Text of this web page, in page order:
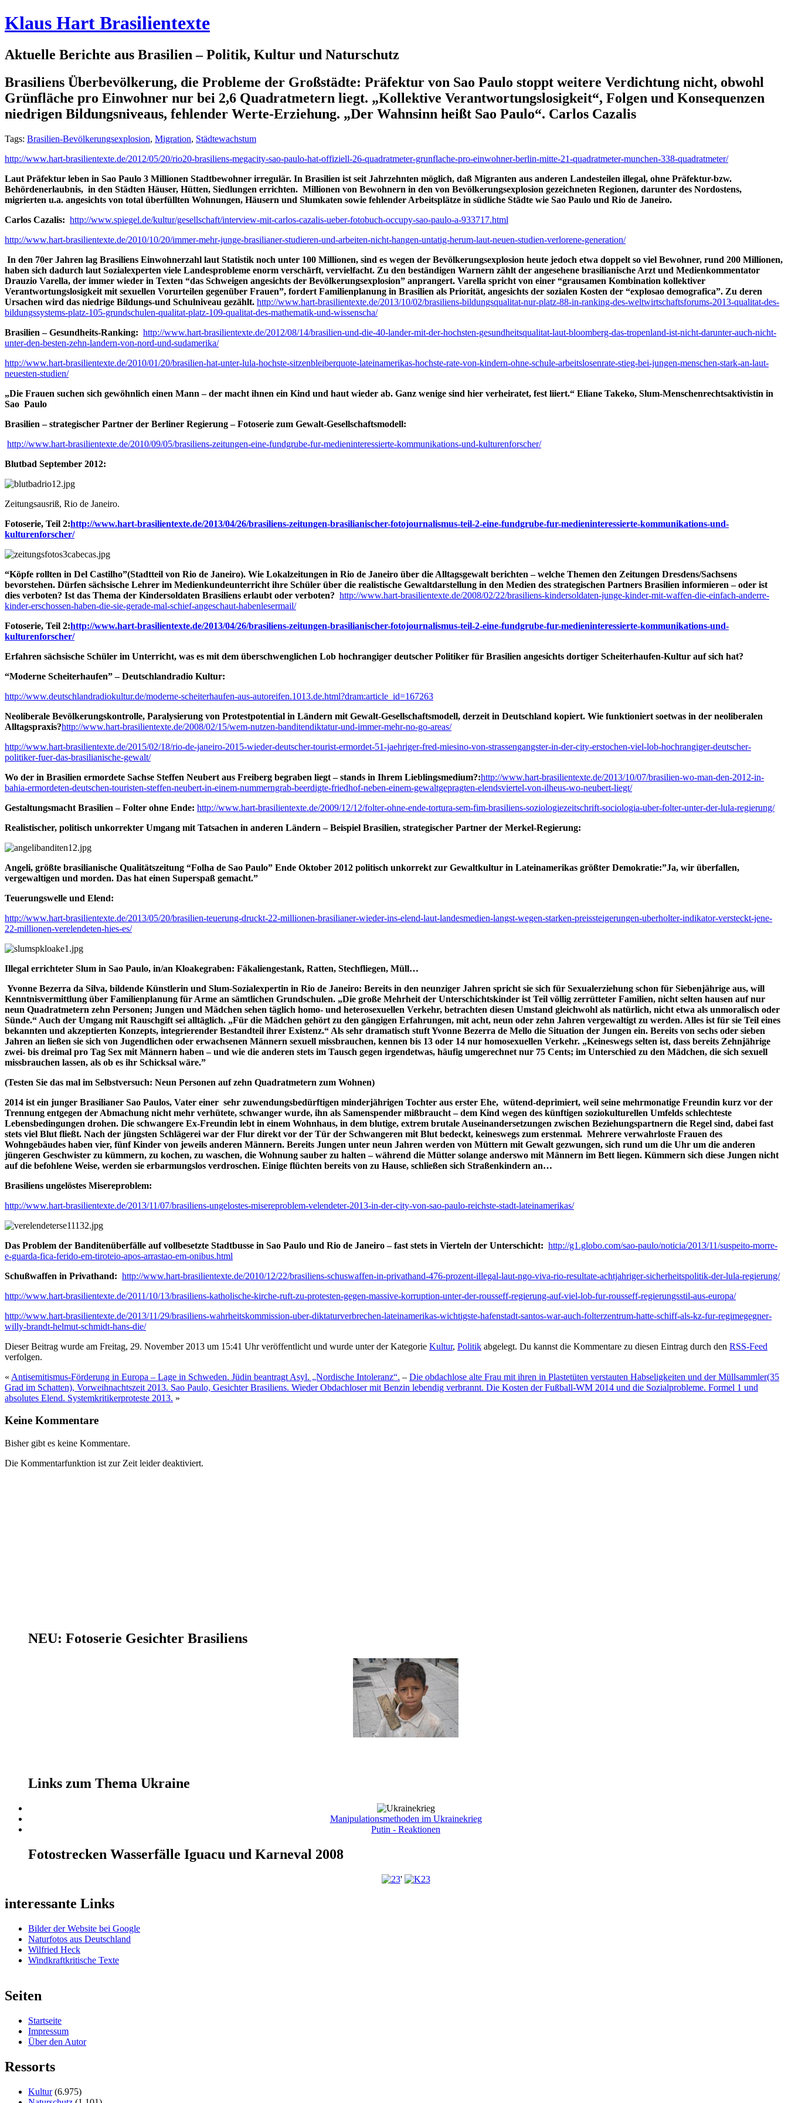
Klaus Hart Brasilientexte
Aktuelle Berichte aus Brasilien – Politik, Kultur und Naturschutz
Brasiliens Überbevölkerung, die Probleme der Großstädte: Präfektur von Sao Paulo stoppt weitere Verdichtung nicht, obwohl
Grünfläche pro Einwohner nur bei 2,6 Quadratmetern liegt. „Kollektive Verantwortungslosigkeit“, Folgen und Konsequenzen
niedrigen Bildungsniveaus, fehlender Werte-Erziehung. „Der Wahnsinn heißt Sao Paulo“. Carlos Cazalis
Tags: Brasilien-Bevölkerungsexplosion, Migration, Städtewachstum
http://www.hart-brasilientexte.de/2012/05/20/rio20-brasiliens-megacity-sao-paulo-hat-offiziell-26-quadratmeter-grunflache-pro-einwohner-berlin-mitte-21-quadratmeter-munchen-338-quadratmeter/
Laut Präfektur leben in Sao Paulo 3 Millionen Stadtbewohner irregulär. In Brasilien ist seit Jahrzehnten möglich, daß Migranten aus anderen Landesteilen illegal, ohne Präfektur-bzw.
Behördenerlaubnis, in den Städten Häuser, Hütten, Siedlungen errichten. Millionen von Bewohnern in den von Bevölkerungsexplosion gezeichneten Regionen, darunter des Nordostens,
migrierten u.a. angesichts von total überfüllten Wohnungen, Häusern und Slumkaten sowie fehlender Arbeitsplätze in südliche Städte wie Sao Paulo und Rio de Janeiro.
Carlos Cazalis: http://www.spiegel.de/kultur/gesellschaft/interview-mit-carlos-cazalis-ueber-fotobuch-occupy-sao-paulo-a-933717.html
http://www.hart-brasilientexte.de/2010/10/20/immer-mehr-junge-brasilianer-studieren-und-arbeiten-nicht-hangen-untatig-herum-laut-neuen-studien-verlorene-generation/
In den 70er Jahren lag Brasiliens Einwohnerzahl laut Statistik noch unter 100 Millionen, sind es wegen der Bevölkerungsexplosion heute jedoch etwa doppelt so viel Bewohner, rund 200 Millionen,
haben sich dadurch laut Sozialexperten viele Landesprobleme enorm verschärft, vervielfacht. Zu den beständigen Warnern zählt der angesehene brasilianische Arzt und Medienkommentator
Drauzio Varella, der immer wieder in Texten “das Schweigen angesichts der Bevölkerungsexplosion” anprangert. Varella spricht von einer “grausamen Kombination kollektiver
Verantwortungslosigkeit mit sexuellen Vorurteilen gegenüber Frauen”, fordert Familienplanung in Brasilien als Priorität, angesichts der sozialen Kosten der “explosao demografica”. Zu deren
Ursachen wird das niedrige Bildungs-und Schulniveau gezählt. http://www.hart-brasilientexte.de/2013/10/02/brasiliens-bildungsqualitat-nur-platz-88-in-ranking-des-weltwirtschaftsforums-2013-qualitat-des-
bildungssystems-platz-105-grundschulen-qualitat-platz-109-qualitat-des-mathematik-und-wissenscha/
Brasilien – Gesundheits-Ranking: http://www.hart-brasilientexte.de/2012/08/14/brasilien-und-die-40-lander-mit-der-hochsten-gesundheitsqualitat-laut-bloomberg-das-tropenland-ist-nicht-darunter-auch-nicht-
unter-den-besten-zehn-landern-von-nord-und-sudamerika/
http://www.hart-brasilientexte.de/2010/01/20/brasilien-hat-unter-lula-hochste-sitzenbleiberquote-lateinamerikas-hochste-rate-von-kindern-ohne-schule-arbeitslosenrate-stieg-bei-jungen-menschen-stark-an-laut-
neuesten-studien/
„Die Frauen suchen sich gewöhnlich einen Mann – der macht ihnen ein Kind und haut wieder ab. Ganz wenige sind hier verheiratet, fest liiert.“ Eliane Takeko, Slum-Menschenrechtsaktivistin in
Sao Paulo
Brasilien – strategischer Partner der Berliner Regierung – Fotoserie zum Gewalt-Gesellschaftsmodell:
http://www.hart-brasilientexte.de/2010/09/05/brasiliens-zeitungen-eine-fundgrube-fur-medieninteressierte-kommunikations-und-kulturenforscher/
Blutbad September 2012:
Zeitungsausriß, Rio de Janeiro.
Fotoserie, Teil 2:http://www.hart-brasilientexte.de/2013/04/26/brasiliens-zeitungen-brasilianischer-fotojournalismus-teil-2-eine-fundgrube-fur-medieninteressierte-kommunikations-und-
kulturenforscher/
“Köpfe rollten in Del Castilho”(Stadtteil von Rio de Janeiro). Wie Lokalzeitungen in Rio de Janeiro über die Alltagsgewalt berichten – welche Themen den Zeitungen Dresdens/Sachsens
bevorstehen. Dürfen sächsische Lehrer im Medienkundeunterricht ihre Schüler über die realistische Gewaltdarstellung in den Medien des strategischen Partners Brasilien informieren – oder ist
dies verboten? Ist das Thema der Kindersoldaten Brasiliens erlaubt oder verboten? http://www.hart-brasilientexte.de/2008/02/22/brasiliens-kindersoldaten-junge-kinder-mit-waffen-die-einfach-anderre-
kinder-erschossen-haben-die-sie-gerade-mal-schief-angeschaut-habenlesermail/
Fotoserie, Teil 2:http://www.hart-brasilientexte.de/2013/04/26/brasiliens-zeitungen-brasilianischer-fotojournalismus-teil-2-eine-fundgrube-fur-medieninteressierte-kommunikations-und-
kulturenforscher/
Erfahren sächsische Schüler im Unterricht, was es mit dem überschwenglichen Lob hochrangiger deutscher Politiker für Brasilien angesichts dortiger Scheiterhaufen-Kultur auf sich hat?
“Moderne Scheiterhaufen” – Deutschlandradio Kultur:
http://www.deutschlandradiokultur.de/moderne-scheiterhaufen-aus-autoreifen.1013.de.html?dram:article_id=167263
Neoliberale Bevölkerungskontrolle, Paralysierung von Protestpotential in Ländern mit Gewalt-Gesellschaftsmodell, derzeit in Deutschland kopiert. Wie funktioniert soetwas in der neoliberalen
Alltagspraxis?http://www.hart-brasilientexte.de/2008/02/15/wem-nutzen-banditendiktatur-und-immer-mehr-no-go-areas/
http://www.hart-brasilientexte.de/2015/02/18/rio-de-janeiro-2015-wieder-deutscher-tourist-ermordet-51-jaehriger-fred-miesino-von-strassengangster-in-der-city-erstochen-viel-lob-hochrangiger-deutscher-
politiker-fuer-das-brasilianische-gewalt/
Wo der in Brasilien ermordete Sachse Steffen Neubert aus Freiberg begraben liegt – stands in Ihrem Lieblingsmedium?:http://www.hart-brasilientexte.de/2013/10/07/brasilien-wo-man-den-2012-in-
bahia-ermordeten-deutschen-touristen-steffen-neubert-in-einem-nummerngrab-beerdigte-friedhof-neben-einem-gewaltgepragten-elendsviertel-von-ilheus-wo-neubert-liegt/
Gestaltungsmacht Brasilien – Folter ohne Ende: http://www.hart-brasilientexte.de/2009/12/12/folter-ohne-ende-tortura-sem-fim-brasiliens-soziologiezeitschrift-sociologia-uber-folter-unter-der-lula-regierung/
Realistischer, politisch unkorrekter Umgang mit Tatsachen in anderen Ländern – Beispiel Brasilien, strategischer Partner der Merkel-Regierung:
Angeli, größte brasilianische Qualitätszeitung “Folha de Sao Paulo” Ende Oktober 2012 politisch unkorrekt zur Gewaltkultur in Lateinamerikas größter Demokratie:”Ja, wir überfallen,
vergewaltigen und morden. Das hat einen Superspaß gemacht.”
Teuerungswelle und Elend:
http://www.hart-brasilientexte.de/2013/05/20/brasilien-teuerung-druckt-22-millionen-brasilianer-wieder-ins-elend-laut-landesmedien-langst-wegen-starken-preissteigerungen-uberholter-indikator-versteckt-jene-
22-millionen-verelendeten-hies-es/
Illegal errichteter Slum in Sao Paulo, in/an Kloakegraben: Fäkaliengestank, Ratten, Stechfliegen, Müll…
Yvonne Bezerra da Silva, bildende Künstlerin und Slum-Sozialexpertin in Rio de Janeiro: Bereits in den neunziger Jahren spricht sie sich für Sexualerziehung schon für Siebenjährige aus, will
Kenntnisvermittlung über Familienplanung für Arme an sämtlichen Grundschulen. „Die große Mehrheit der Unterschichtskinder ist Teil völlig zerrütteter Familien, nicht selten hausen auf nur
neun Quadratmetern zehn Personen; Jungen und Mädchen sehen täglich homo- und heterosexuellen Verkehr, betrachten diesen Umstand gleichwohl als natürlich, nicht etwa als unmoralisch oder
Sünde.“ Auch der Umgang mit Rauschgift sei alltäglich. „Für die Mädchen gehört zu den gängigen Erfahrungen, mit acht, neun oder zehn Jahren vergewaltigt zu werden. Alles ist für sie Teil eines
bekannten und akzeptierten Konzepts, integrierender Bestandteil ihrer Existenz.“ Als sehr dramatisch stuft Yvonne Bezerra de Mello die Situation der Jungen ein. Bereits von sechs oder sieben
Jahren an ließen sie sich von Jugendlichen oder erwachsenen Männern sexuell missbrauchen, kennen bis 13 oder 14 nur homosexuellen Verkehr. „Keineswegs selten ist, dass bereits Zehnjährige
zwei- bis dreimal pro Tag Sex mit Männern haben – und wie die anderen stets im Tausch gegen irgendetwas, häufig umgerechnet nur 75 Cents; im Unterschied zu den Mädchen, die sich sexuell
missbrauchen lassen, als ob es ihr Schicksal wäre.”
(Testen Sie das mal im Selbstversuch: Neun Personen auf zehn Quadratmetern zum Wohnen)
2014 ist ein junger Brasilianer Sao Paulos, Vater einer sehr zuwendungsbedürftigen minderjährigen Tochter aus erster Ehe, wütend-deprimiert, weil seine mehrmonatige Freundin kurz vor der
Trennung entgegen der Abmachung nicht mehr verhütete, schwanger wurde, ihn als Samenspender mißbraucht – dem Kind wegen des künftigen soziokulturellen Umfelds schlechteste
Lebensbedingungen drohen. Die schwangere Ex-Freundin lebt in einem Wohnhaus, in dem blutige, extrem brutale Auseinandersetzungen zwischen Beziehungspartnern die Regel sind, dabei fast
stets viel Blut fließt. Nach der jüngsten Schlägerei war der Flur direkt vor der Tür der Schwangeren mit Blut bedeckt, keineswegs zum erstenmal. Mehrere verwahrloste Frauen des
Wohngebäudes haben vier, fünf Kinder von jeweils anderen Männern. Bereits Jungen unter neun Jahren werden von Müttern mit Gewalt gezwungen, sich rund um die Uhr um die anderen
jüngeren Geschwister zu kümmern, zu kochen, zu waschen, die Wohnung sauber zu halten – während die Mütter solange anderswo mit Männern im Bett liegen. Kümmern sich diese Jungen nicht
auf die befohlene Weise, werden sie erbarmungslos verdroschen. Einige flüchten bereits von zu Hause, schließen sich Straßenkindern an…
Brasiliens ungelöstes Misereproblem:
http://www.hart-brasilientexte.de/2013/11/07/brasiliens-ungelostes-misereproblem-velendeter-2013-in-der-city-von-sao-paulo-reichste-stadt-lateinamerikas/
Das Problem der Banditenüberfälle auf vollbesetzte Stadtbusse in Sao Paulo und Rio de Janeiro – fast stets in Vierteln der Unterschicht: http://g1.globo.com/sao-paulo/noticia/2013/11/suspeito-morre-
e-guarda-fica-ferido-em-tiroteio-apos-arrastao-em-onibus.html
Schußwaffen in Privathand: http://www.hart-brasilientexte.de/2010/12/22/brasiliens-schuswaffen-in-privathand-476-prozent-illegal-laut-ngo-viva-rio-resultate-achtjahriger-sicherheitspolitik-der-lula-regierung/
http://www.hart-brasilientexte.de/2011/10/13/brasiliens-katholische-kirche-ruft-zu-protesten-gegen-massive-korruption-unter-der-rousseff-regierung-auf-viel-lob-fur-rousseff-regierungsstil-aus-europa/
http://www.hart-brasilientexte.de/2013/11/29/brasiliens-wahrheitskommission-uber-diktaturverbrechen-lateinamerikas-wichtigste-hafenstadt-santos-war-auch-folterzentrum-hatte-schiff-als-kz-fur-regimegegner-
willy-brandt-helmut-schmidt-hans-die/
Dieser Beitrag wurde am Freitag, 29. November 2013 um 15:41 Uhr veröffentlicht und wurde unter der Kategorie Kultur, Politik abgelegt. Du kannst die Kommentare zu diesen Eintrag durch den RSS-Feed
verfolgen.
« Antisemitismus-Förderung in Europa – Lage in Schweden. Jüdin beantragt Asyl. „Nordische Intoleranz“. – Die obdachlose alte Frau mit ihren in Plastetüten verstauten Habseligkeiten und der Müllsammler(35
Grad im Schatten), Vorweihnachtszeit 2013. Sao Paulo, Gesichter Brasiliens. Wieder Obdachloser mit Benzin lebendig verbrannt. Die Kosten der Fußball-WM 2014 und die Sozialprobleme. Formel 1 und
absolutes Elend. Systemkritikerproteste 2013. »
Keine Kommentare
Bisher gibt es keine Kommentare.
Die Kommentarfunktion ist zur Zeit leider deaktiviert.
NEU: Fotoserie Gesichter Brasiliens
Links zum Thema Ukraine
Manipulationsmethoden im Ukrainekrieg
Putin - Reaktionen
Fotostrecken Wasserfälle Iguacu und Karneval 2008
'
interessante Links
Bilder der Website bei Google
Naturfotos aus Deutschland
Wilfried Heck
Windkraftkritische Texte
Seiten
Startseite
Impressum
Über den Autor
Ressorts
Kultur(6.975)